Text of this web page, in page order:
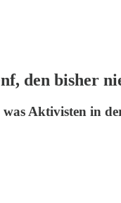
den bisher
Aktivisten in